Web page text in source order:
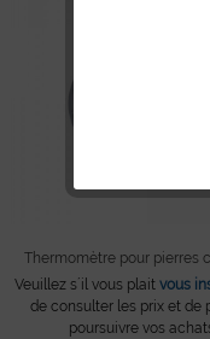
Thermomètre pour pierres
Veuillez s´il vous plait vous
de consulter les prix et de
poursuivre vos